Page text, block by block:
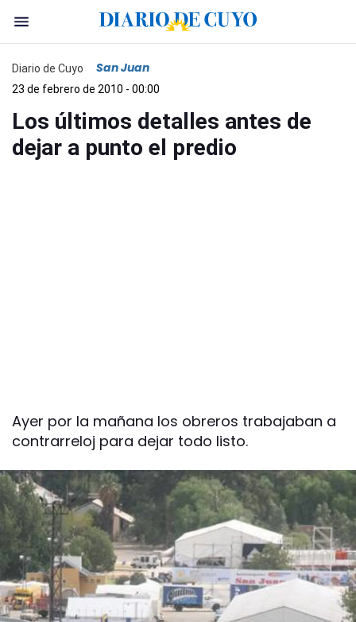
Diario de Cuyo San Juan
23 de febrero de 2010 - 00:00
Los últimos detalles antes de
dejar a punto el predio
Ayer por la mañana los obreros trabajaban a
contrarreloj para dejar todo listo.